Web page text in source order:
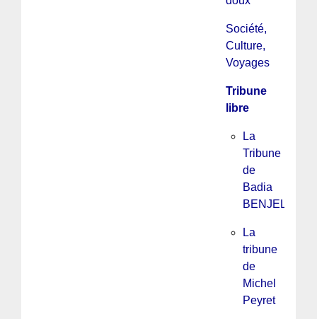
Société,
Culture,
Voyages
Tribune
libre
La
Tribune
de
Badia
La
tribune
de
Michel
Peyret